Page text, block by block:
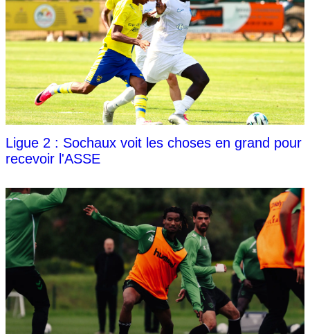
Ligue 2 : Sochaux voit les choses en grand pour
recevoir l'ASSE